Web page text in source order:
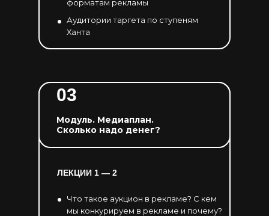
форматам рекламы
Аудитории таргета по ступеням
Ханта
Модуль. Медиаплан.
Сколько надо денег?
ЛЕКЦИИ 1 — 2
Что такое аукцион в рекламе? С кем
мы конкурируем в рекламе и почему?
03